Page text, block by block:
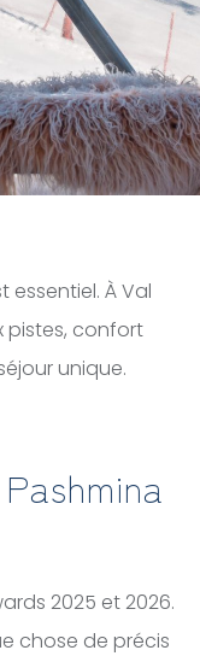
À Val
pistes, confort
unique.
2025 et 2026.
chose de précis